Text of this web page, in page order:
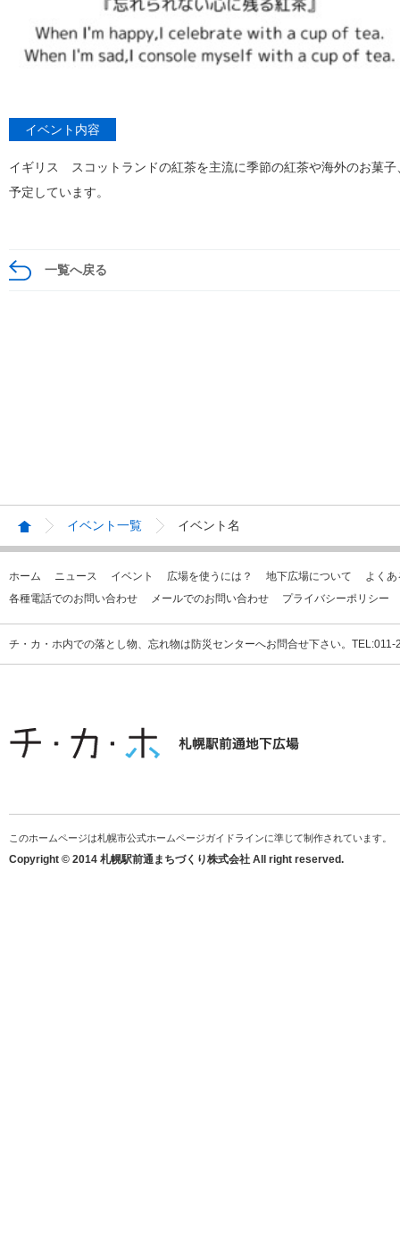
イベント内容
イギリス スコットランドの紅茶を主流に季節の紅茶や海外のお菓
予定しています。
一覧へ戻る
イベント一覧 イベント名
ホーム ニュース イベント 広場を使うには？ 地下広場について
よく
各種電話でのお問い合わせ
メールでのお問い合わせ プライバシーポリシー
チ・カ・ホ内での落とし物、忘れ物は防災センターへお問合せ下さい。
このホームページは札幌市公式ホームページガイドラインに準じて制作されています。
Copyright © 2014 札幌駅前通まちづくり株式会社 All right reserved.